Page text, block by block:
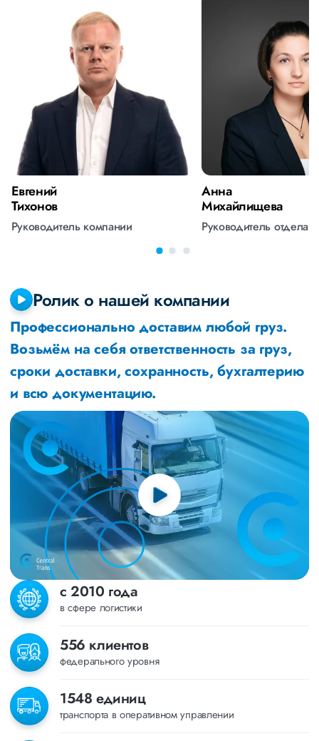
Евгений
Тихонов
Руководитель компании
Анна
Михайлищева
Руководитель отдела
Ролик о нашей компании
Профессионально доставим любой груз.
Возьмём на себя ответственность за груз,
сроки доставки, сохранность, бухгалтерию
и всю документацию.
с 2010 года
в сфере логистики
556 клиентов
федерального уровня
1548 единиц
транспорта в оперативном управлении